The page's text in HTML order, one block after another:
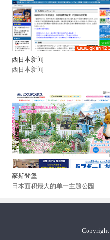
西日本新闻
西日本新闻
豪斯登堡
日本面积最大的单一主题公园
Copyright